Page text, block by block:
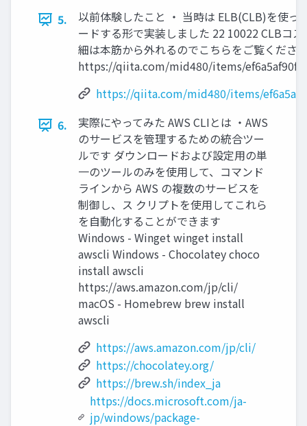
5.
以前体験したこと ・ 当時は ELB(CLB)を使っ
ードする形で実装しました 22 10022 CLBコ
細は本筋から外れるのでこちらをご覧くださ
https://qiita.com/mid480/items/
https://qiita.com/mid480/items/
6.
実際にやってみた AWS CLIとは ・AWS
のサービスを管理するための統合ツー
ルです ダウンロードおよび設定用の単
一のツールのみを使用して、コマンド
ラインから AWS の複数のサービスを
制御し、ス クリプトを使用してこれら
を自動化することができます
Windows - Winget winget install
awscli Windows - Chocolatey choco
install awscli
https://aws.amazon.com/jp/cli/
macOS - Homebrew brew install
awscli
https://aws.amazon.com/jp/cli/
https://chocolatey.org/
https://brew.sh/index_ja
https://docs.microsoft.com/ja-
jp/windows/package-